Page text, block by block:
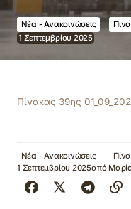
Νέα - Ανακοινώσεις
1 Σεπτεμβρίου 2025
Πίνακας 39ης
Νέα - Ανακοινώσεις
1 Σεπτεμβρίου 2025από